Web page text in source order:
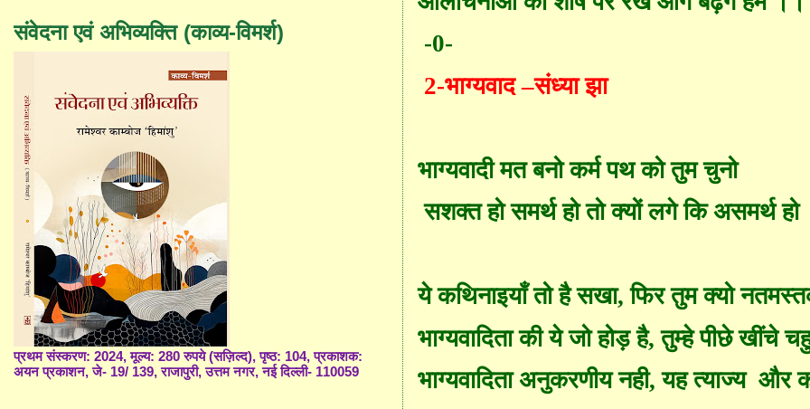
-0-
2-भाग्यवाद–संध्या झा
भाग्यवादी मत बनो कर्म पथ को तुम चुनो
सशक्त हो समर्थ हो तो क्यों लगे कि असमर्थ हो
ये कथिनाइयाँतो है सखा,फिर तुम क्यो
भाग्यवादिता की ये जो होड़ है,तुम्हे पीछे खींचे
भाग्यवादिता अनुकरणीय नही,यह त्याज्य और
संवेदना एवं अभिव्यक्ति (काव्य-विमर्श)
प्रथम संस्करण: 2024, मूल्य: 280 रुपये (सज़िल्द), पृष्ठ: 104, प्रकाशक:
अयन प्रकाशन, जे- 19/ 139, राजापुरी, उत्तम नगर, नई दिल्ली- 110059